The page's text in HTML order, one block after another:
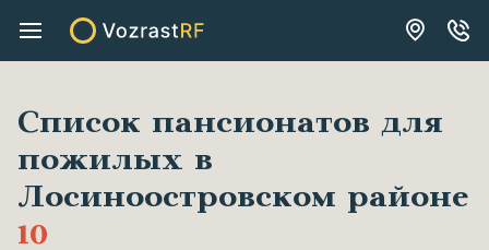
Список пансионатов для
пожилых в
Лосиноостровском районе
10